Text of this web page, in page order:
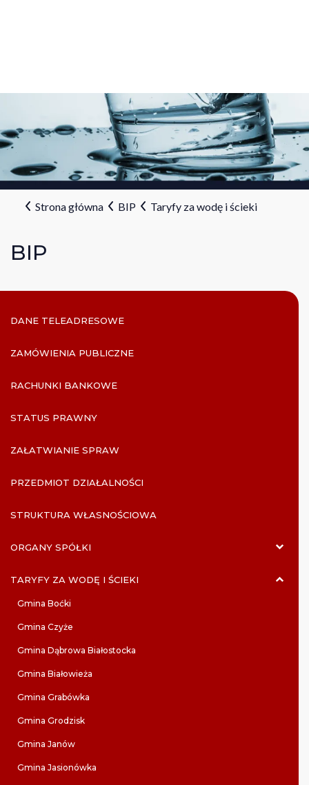
Strona główna BIP Taryfy za wodę i ścieki
BIP
DANE TELEADRESOWE
ZAMÓWIENIA PUBLICZNE
RACHUNKI BANKOWE
STATUS PRAWNY
ZAŁATWIANIE SPRAW
PRZEDMIOT DZIAŁALNOŚCI
STRUKTURA WŁASNOŚCIOWA
ORGANY SPÓŁKI
TARYFY ZA WODĘ I ŚCIEKI
Gmina Boćki
Gmina Czyże
Gmina Dąbrowa Białostocka
Gmina Białowieża
Gmina Grabówka
Gmina Grodzisk
Gmina Janów
Gmina Jasionówka